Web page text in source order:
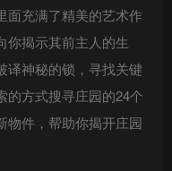
面充满了精美的艺术作
你揭示其前主人的生
译神秘的锁，寻找关键
的方式搜寻庄园的24个
物件，帮助你揭开庄园